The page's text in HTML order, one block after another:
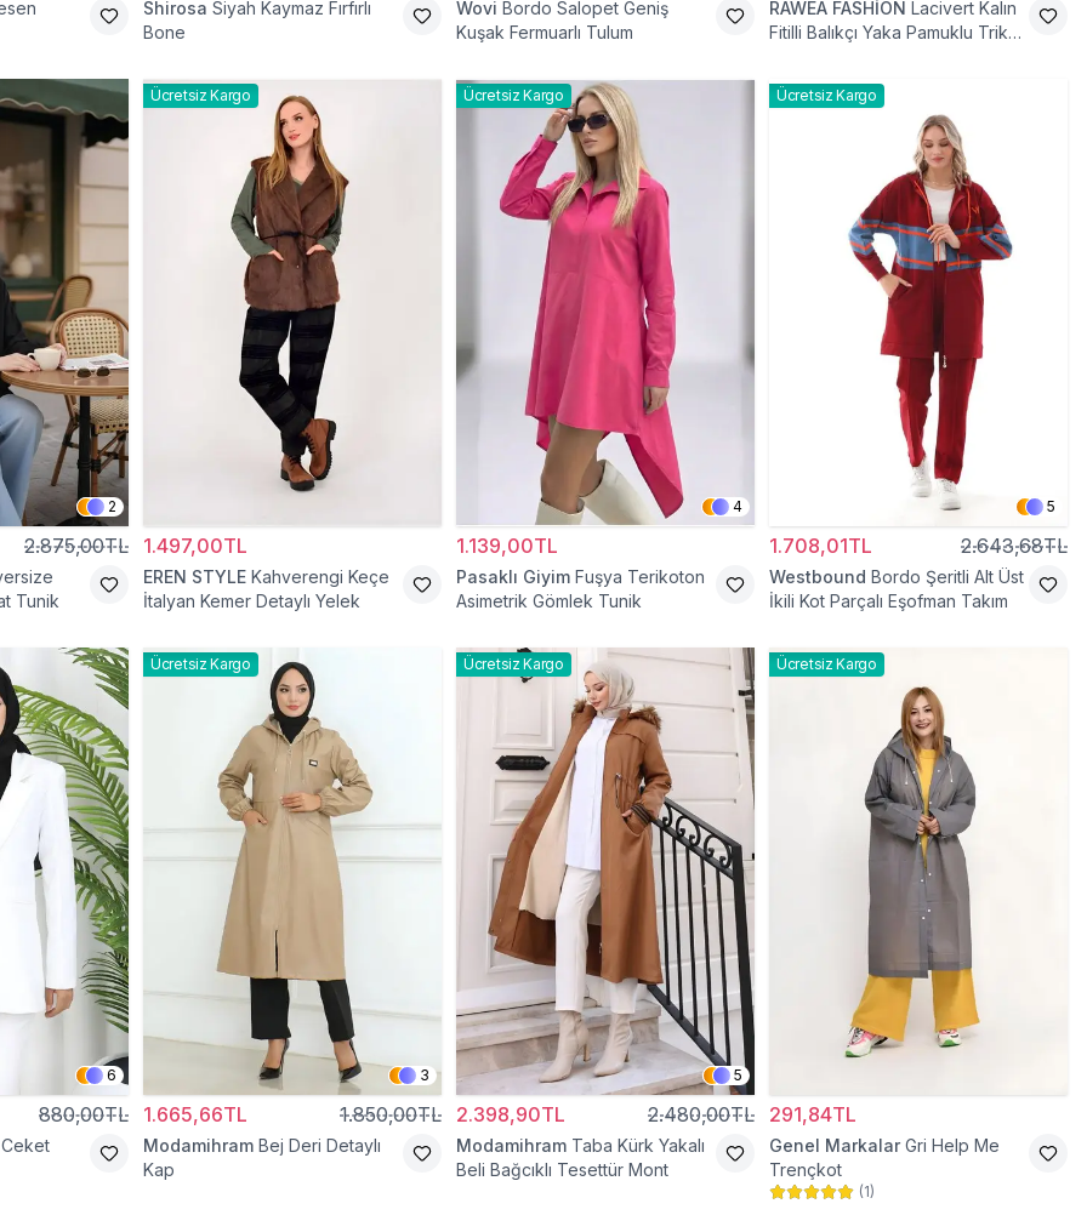
Shirosa Siyah Kaymaz Fırfırlı
Bone
Wovi Bordo Salopet Geniş
Kuşak Fermuarlı Tulum
RAWEA FASHİON Lacivert Kalın
Fitilli Balıkçı Yaka Pamuklu Triko
2
2.875,00TL
Tunik
Ücretsiz Kargo
1.497,00TL
EREN STYLE Kahverengi Keçe
İtalyan Kemer Detaylı Yelek
Ücretsiz Kargo
4
1.139,00TL
Pasaklı Giyim Fuşya Terikoton
Asimetrik Gömlek Tunik
Ücretsiz Kargo
5
1.708,01TL 2.643,68TL
Westbound Bordo Şeritli Alt Üst
İkili Kot Parçalı Eşofman Takım
6
880,00TL
Ücretsiz Kargo
3
1.665,66TL 1.850,00TL
Modamihram Bej Deri Detaylı
Kap
Ücretsiz Kargo
5
2.398,90TL 2.480,00TL
Modamihram Taba Kürk Yakalı
Beli Bağcıklı Tesettür Mont
Ücretsiz Kargo
291,84TL
Genel Markalar Gri Help Me
Trençkot
(1)